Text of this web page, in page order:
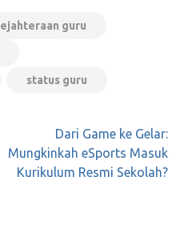
guru
status guru
Dari Game ke Gelar:
Mungkinkah eSports Masuk
Kurikulum Resmi Sekolah?